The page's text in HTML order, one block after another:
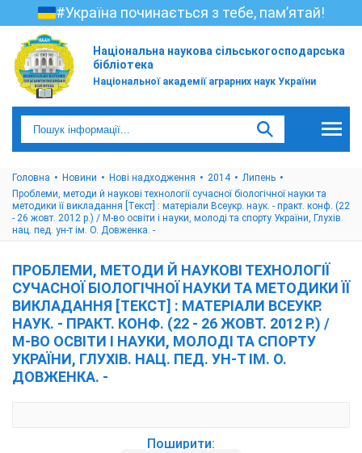
#Україна починається з тебе, пам’ятай!
Національна наукова сільськогосподарська
бібліотека
Національної академії аграрних наук України
Головна Новини Нові надходження 2014
Липень
Проблеми, методи й наукові технології сучасної біологічної науки та
методики її викладання [Текст] : матеріали Всеукр. наук. - практ. конф. (22
- 26 жовт. 2012 р.) / М-во освіти і науки, молоді та спорту України, Глухів.
нац. пед. ун-т ім. О. Довженка. -
ПРОБЛЕМИ, МЕТОДИ Й НАУКОВІ ТЕХНОЛОГІЇ
СУЧАСНОЇ БІОЛОГІЧНОЇ НАУКИ ТА МЕТОДИКИ ЇЇ
ВИКЛАДАННЯ [ТЕКСТ] : МАТЕРІАЛИ ВСЕУКР.
НАУК. - ПРАКТ. КОНФ. (22 - 26 ЖОВТ. 2012 Р.) /
М-ВО ОСВІТИ І НАУКИ, МОЛОДІ ТА СПОРТУ
УКРАЇНИ, ГЛУХІВ. НАЦ. ПЕД. УН-Т ІМ. О.
ДОВЖЕНКА. -
Поширити: